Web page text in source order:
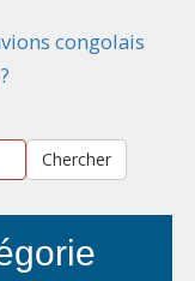
congolais
Chercher